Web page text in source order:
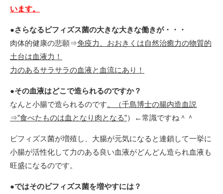
います。
●さらなるビフィズス菌の大きな大きな働きが・・・
肉体的健康の悲願⇒免疫力、おおきくは自然治癒力の物質的
土台は血液力！
力のあるサラサラの血液と血流にあり！
●その血液はどこで造られるのですか？
なんと小腸で造られるのです。（千島博士の腸内造血説
⇒”食べたものは血となり肉となる”）←常識ですね＾＾
ビフィズス菌が増殖し、大腸が元気になると連鎖して一挙に
小腸が活性化して力のある良い血液がどんどん造られ血液も
旺盛になるのです。
●ではそのビフィズス菌を増やすには？